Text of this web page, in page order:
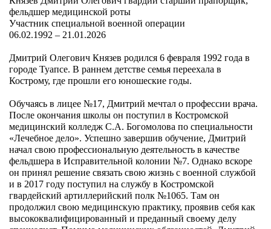
фельдшер медицинской роты
Участник специальной военной операции
06.02.1992 – 21.01.2026
Дмитрий Олегович Князев родился 6 февраля 1992 года в
городе Туапсе. В раннем детстве семья переехала в
Кострому, где прошли его юношеские годы.
Обучаясь в лицее №17, Дмитрий мечтал о профессии врача.
После окончания школы он поступил в Костромской
медицинский колледж С.А. Богомолова по специальности
«Лечебное дело». Успешно завершив обучение, Дмитрий
начал свою профессиональную деятельность в качестве
фельдшера в Исправительной колонии №7. Однако вскоре
он принял решение связать свою жизнь с военной службой
и в 2017 году поступил на службу в Костромской
гвардейский артиллерийский полк №1065. Там он
продолжил свою медицинскую практику, проявив себя как
высококвалифицированный и преданный своему делу